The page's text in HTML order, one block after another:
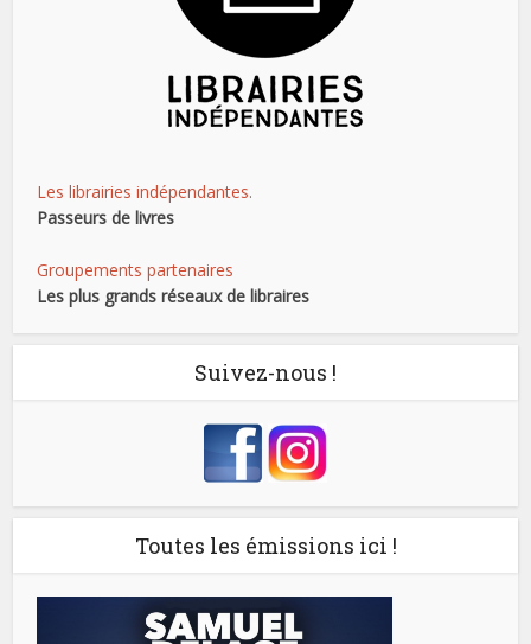
Les librairies indépendantes.
Passeurs de livres
Groupements partenaires
Les plus grands réseaux de libraires
Suivez-nous !
Toutes les émissions ici !